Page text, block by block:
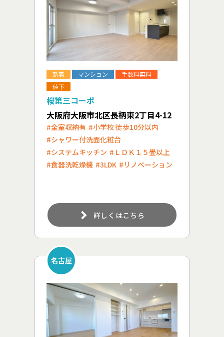
新着 マンション
手数料無料
値下
桜第三コーポ
大阪府大阪市北区長柄東2丁目4-12
#全室収納有 #小学校 徒歩10分以内
#シャワー付洗面化粧台
#システムキッチン #ＬＤＫ１５畳以上
#食器洗乾燥機 #3LDK #リノベーション
詳しくはこちら
名古屋